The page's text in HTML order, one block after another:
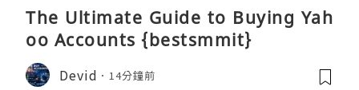
The Ultimate Guide to Buying Yah
oo Accounts {bestsmmit}
Devid 14分鐘前